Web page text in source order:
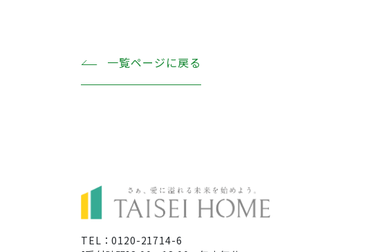
一覧ページに戻る
TEL：0120-21714-6